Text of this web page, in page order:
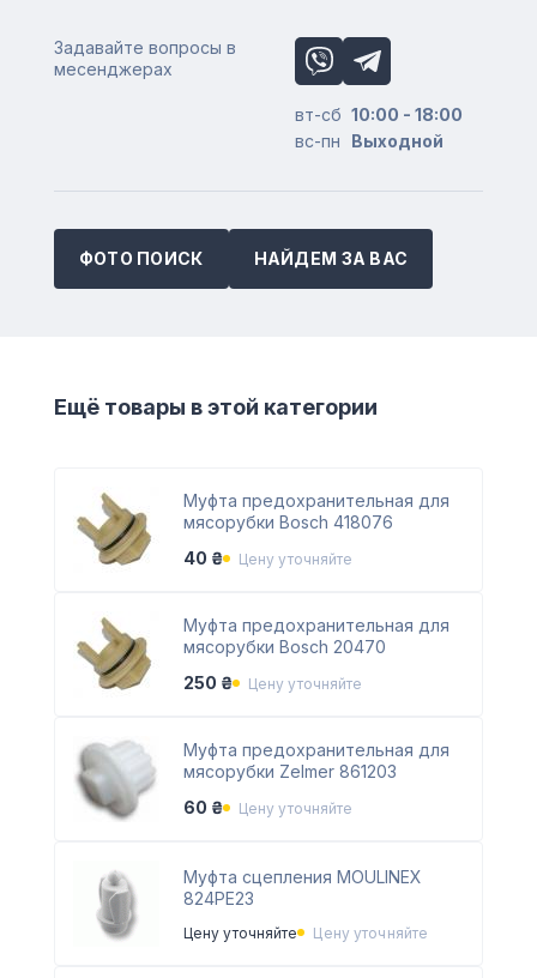
Задавайте вопросы в
месенджерах
вт-сб 10:00 - 18:00
вс-пн
Выходной
ФОТО ПОИСК НАЙДЕМ ЗА ВАС
Ещё товары в этой категории
Муфта предохранительная для
мясорубки Bosch 418076
40 ₴
Цену уточняйте
Муфта предохранительная для
мясорубки Bosch 20470
250 ₴
Цену уточняйте
Муфта предохранительная для
мясорубки Zelmer 861203
60 ₴
Цену уточняйте
Муфта сцепления MOULINEX
824PE23
Цену уточняйте Цену уточняйте